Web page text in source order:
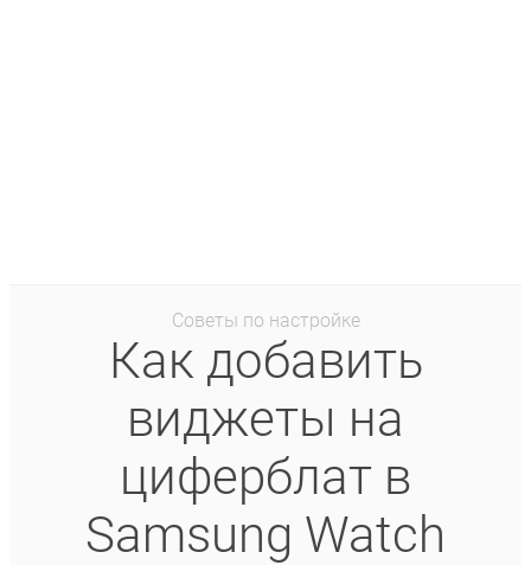
Советы по настройке
Как добавить
виджеты на
циферблат в
Samsung Watch